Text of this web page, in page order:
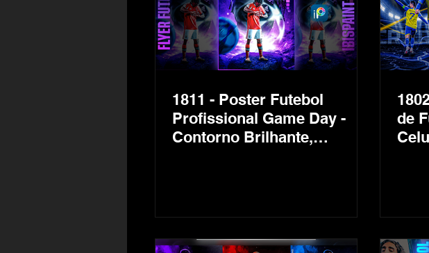
WhatsApp Windows Edição de Vídeos no
1811 - Poster Futebol
Profissional Game Day -
Contorno Brilhante,
de